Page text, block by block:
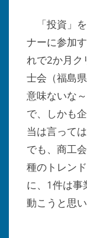
「投資」
ナーに参加
れで2か月ク
士会（福島
意味ないな
で、しかも
当は言って
でも、商工
種のトレン
に、1件は事
動こうと思い